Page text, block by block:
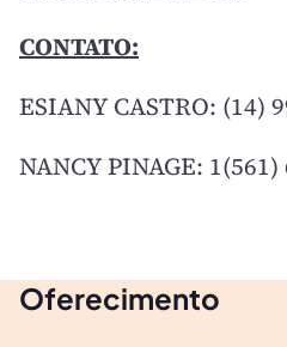
CONTATO:
ESIANY CASTRO: (14)
NANCY PINAGE: 1(561)
Oferecimento